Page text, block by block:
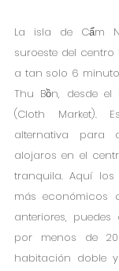
La isla de Cẩm
suroeste del
a tan solo 6
Thu Bồn, desde
(Cloth Market).
alternativa para
alojaros en el
tranquila. Aquí
más económicos
anteriores,
por menos de
habitación doble